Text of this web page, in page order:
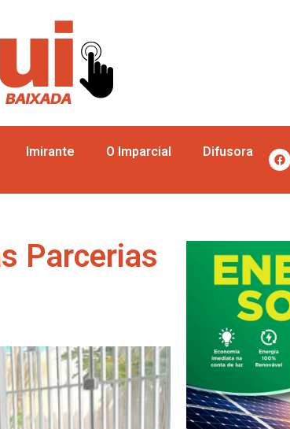
Imirante O Imparcial Difusora
Parcerias